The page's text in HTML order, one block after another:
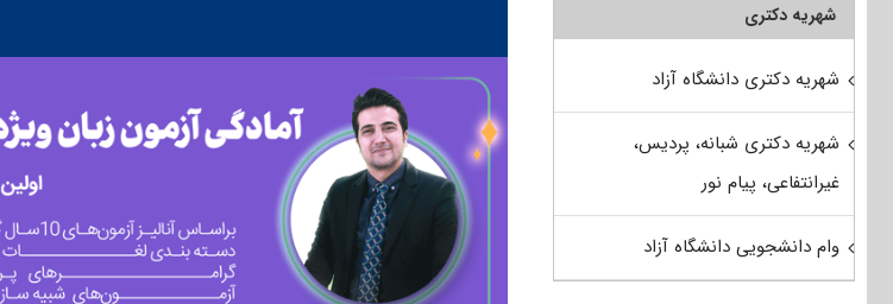
شهریه دکتری
شهریه دکتری دانشگاه آزاد
شهریه دکتری شبانه، پردیس،
غیرانتفاعی، پیام نور
وام دانشجویی دانشگاه آزاد